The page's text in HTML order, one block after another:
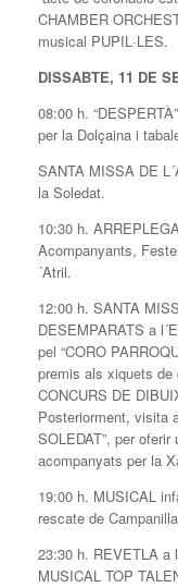
CHAMBER
musical PUPIL·LES.
DISSABTE, 11 DE
08:00 h.
per la Dolçaina i
SANTA MISSA DE
la Soledat.
10:30 h.
Acompanyants,
´Atril.
12:00 h. SANTA
DESEMPARATS a
pel “CORO
premis als xiquets de
CONCURS DE
Posteriorment, visita
SOLEDAT”, per
acompanyats per la
19:00 h. MUSICAL
rescate de
23:30 h. REVETLA a
MUSICAL TOP